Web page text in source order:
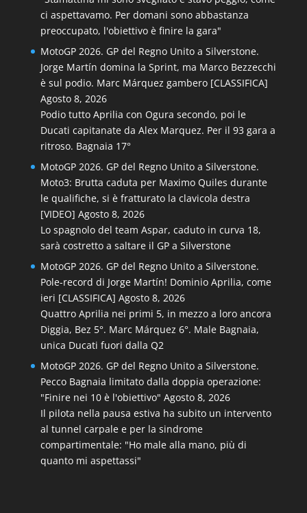
ci aspettavamo. Per domani sono abbastanza
preoccupato, l'obiettivo è finire la gara"
MotoGP 2026. GP del Regno Unito a Silverstone.
Jorge Martín domina la Sprint, ma Marco Bezzecchi
è sul podio. Marc Márquez gambero [CLASSIFICA]
Agosto 8, 2026
Podio tutto Aprilia con Ogura secondo, poi le
Ducati capitanate da Alex Marquez. Per il 93 gara a
ritroso. Bagnaia 17°
MotoGP 2026. GP del Regno Unito a Silverstone.
Moto3: Brutta caduta per Maximo Quiles durante
le qualifiche, si è fratturato la clavicola destra
[VIDEO] Agosto 8, 2026
Lo spagnolo del team Aspar, caduto in curva 18,
sarà costretto a saltare il GP a Silverstone
MotoGP 2026. GP del Regno Unito a Silverstone.
Pole-record di Jorge Martín! Dominio Aprilia, come
ieri [CLASSIFICA] Agosto 8, 2026
Quattro Aprilia nei primi 5, in mezzo a loro ancora
Diggia, Bez 5°. Marc Márquez 6°. Male Bagnaia,
unica Ducati fuori dalla Q2
MotoGP 2026. GP del Regno Unito a Silverstone.
Pecco Bagnaia limitato dalla doppia operazione:
"Finire nei 10 è l'obiettivo" Agosto 8, 2026
Il pilota nella pausa estiva ha subito un intervento
al tunnel carpale e per la sindrome
compartimentale: "Ho male alla mano, più di
quanto mi aspettassi"